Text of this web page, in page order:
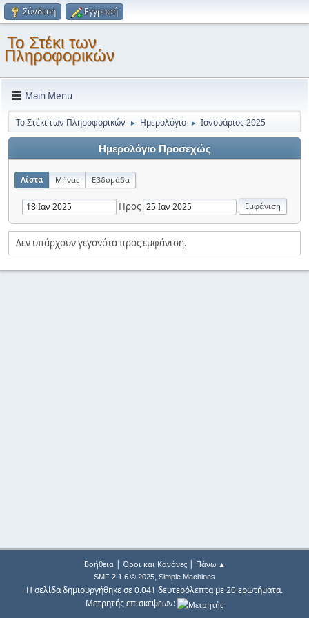
Σύνδεση Εγγραφή
Το Στέκι των
Πληροφορικών
Main Menu
Το Στέκι των Πληροφορικών ► Ημερολόγιο ► Ιανουάριος 2025
Ημερολόγιο Προσεχώς
Λίστα Μήνας Εβδομάδα
Προς
Δεν υπάρχουν γεγονότα προς εμφάνιση.
Βοήθεια| Όροι και Κανόνες| Πάνω ▲
SMF 2.1.6 © 2025, Simple Machines
Η σελίδα δημιουργήθηκε σε 0.041 δευτερόλεπτα με 20 ερωτήματα.
Μετρητής επισκέψεων: